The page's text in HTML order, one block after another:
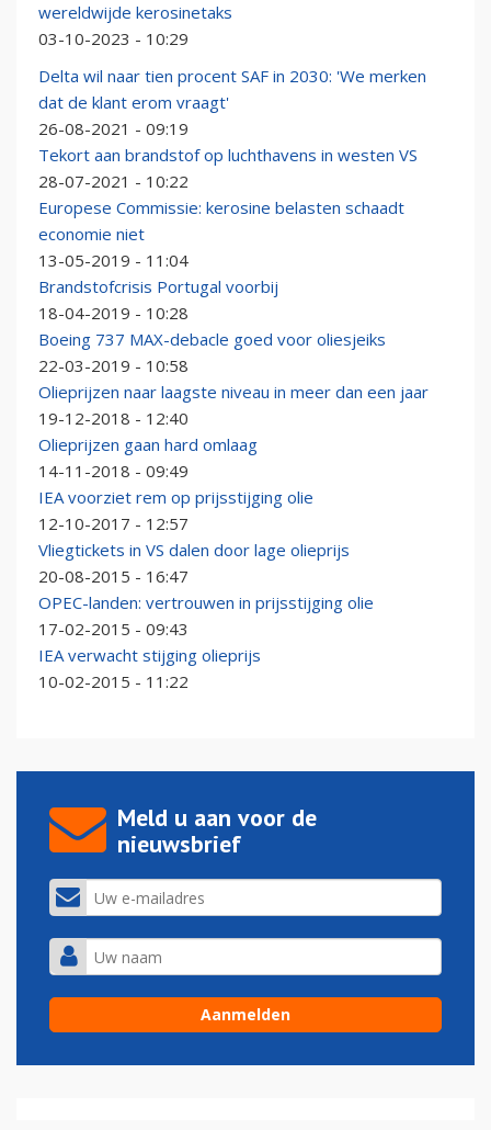
wereldwijde kerosinetaks
03-10-2023 - 10:29
Delta wil naar tien procent SAF in 2030: 'We merken
dat de klant erom vraagt'
26-08-2021 - 09:19
Tekort aan brandstof op luchthavens in westen VS
28-07-2021 - 10:22
Europese Commissie: kerosine belasten schaadt
economie niet
13-05-2019 - 11:04
Brandstofcrisis Portugal voorbij
18-04-2019 - 10:28
Boeing 737 MAX-debacle goed voor oliesjeiks
22-03-2019 - 10:58
Olieprijzen naar laagste niveau in meer dan een jaar
19-12-2018 - 12:40
Olieprijzen gaan hard omlaag
14-11-2018 - 09:49
IEA voorziet rem op prijsstijging olie
12-10-2017 - 12:57
Vliegtickets in VS dalen door lage olieprijs
20-08-2015 - 16:47
OPEC-landen: vertrouwen in prijsstijging olie
17-02-2015 - 09:43
IEA verwacht stijging olieprijs
10-02-2015 - 11:22
Meld u aan voor de
nieuwsbrief